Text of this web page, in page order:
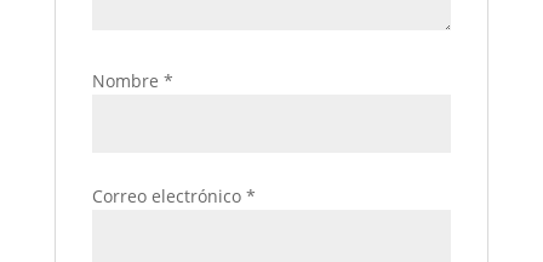
Nombre *
Correo electrónico *